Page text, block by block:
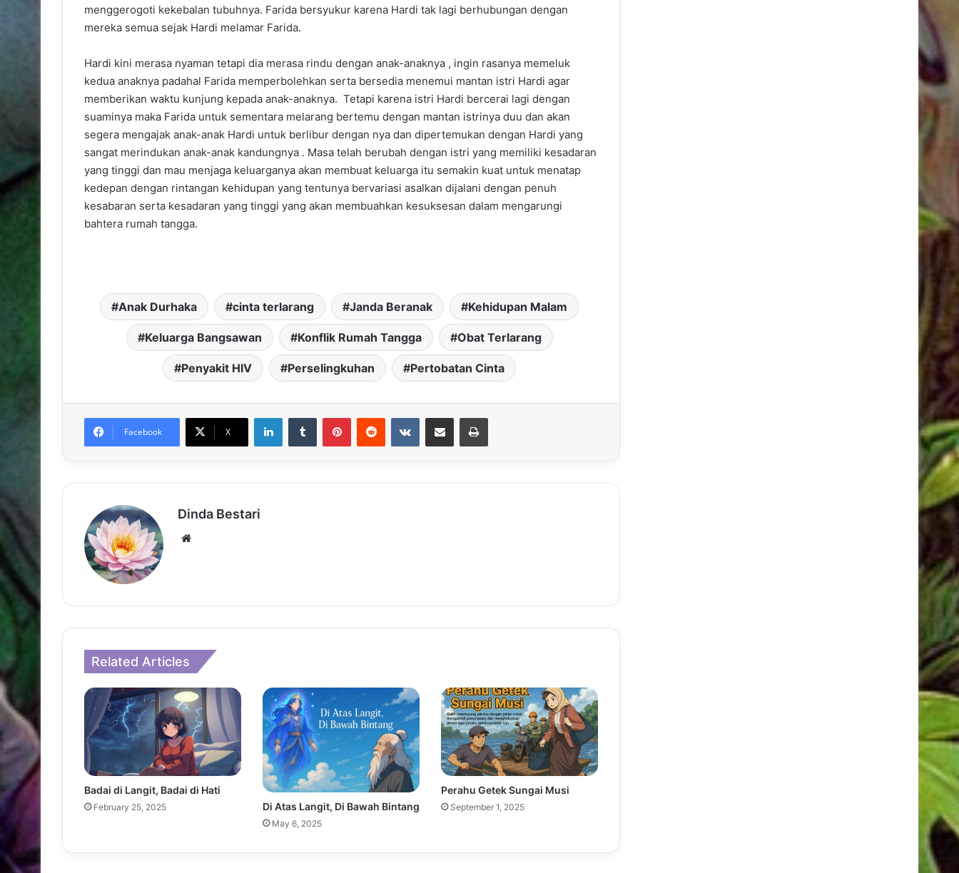
menggerogoti kekebalan tubuhnya. Farida bersyukur karena Hardi tak lagi berhubungan dengan
mereka semua sejak Hardi melamar Farida.
Hardi kini merasa nyaman tetapi dia merasa rindu dengan anak-anaknya , ingin rasanya memeluk
kedua anaknya padahal Farida memperbolehkan serta bersedia menemui mantan istri Hardi agar
memberikan waktu kunjung kepada anak-anaknya. Tetapi karena istri Hardi bercerai lagi dengan
suaminya maka Farida untuk sementara melarang bertemu dengan mantan istrinya duu dan akan
segera mengajak anak-anak Hardi untuk berlibur dengan nya dan dipertemukan dengan Hardi yang
sangat merindukan anak-anak kandungnya . Masa telah berubah dengan istri yang memiliki kesadaran
yang tinggi dan mau menjaga keluarganya akan membuat keluarga itu semakin kuat untuk menatap
kedepan dengan rintangan kehidupan yang tentunya bervariasi asalkan dijalani dengan penuh
kesabaran serta kesadaran yang tinggi yang akan membuahkan kesuksesan dalam mengarungi
bahtera rumah tangga.
Anak Durhaka cinta terlarang Janda Beranak Kehidupan Malam
Keluarga Bangsawan Konflik Rumah Tangga Obat Terlarang
Penyakit HIV Perselingkuhan Pertobatan Cinta
Facebook X
LinkedInTumblr PinterestReddit VKontakteShare via Email Print
Dinda Bestari
Related Articles
Badai di Langit, Badai di Hati
February 25, 2025 Di Atas Langit, Di Bawah Bintang
May 6, 2025
Perahu Getek Sungai Musi
September 1, 2025